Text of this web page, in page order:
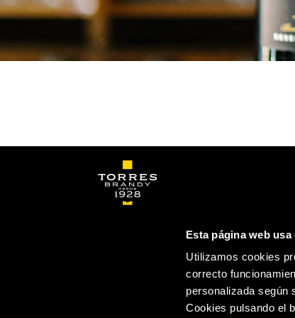
Esta página web usa
Utilizamos cookies
correcto
personalizada según
Cookies pulsando el